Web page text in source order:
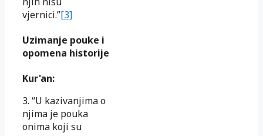
vjernici.”[3]
Uzimanje pouke i
opomena historije
Kur'an:
3. “U kazivanjima o
njima je pouka
onima koji su